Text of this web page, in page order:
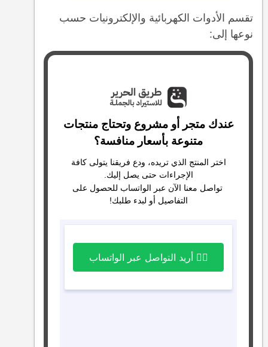
تقسم الأدوات الكهربائية والإلكترونيات حسب
نوعها إلى:
عندك متجر أو مشروع وتحتاج منتجات
متنوعة بأسعار منافسة؟
اختر المنتج الذي تريده، ودع فريقنا يتولى كافة
الإجراءات حتى يصل إليك.
تواصل معنا الآن عبر الواتساب للحصول على
التفاصيل أو لبدء طلبك!